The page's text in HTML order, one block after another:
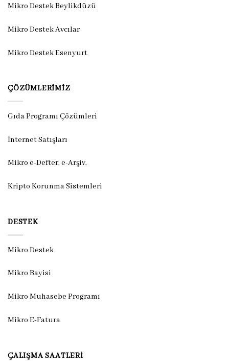
Mikro Destek Beylikdüzü
Mikro Destek Avcılar
Mikro Destek Esenyurt
ÇÖZÜMLERIMIZ
Gıda Programı Çözümleri
İnternet Satışları
Mikro e-Defter, e-Arşiv,
Kripto Korunma Sistemleri
DESTEK
Mikro Destek
Mikro Bayisi
Mikro Muhasebe Programı
Mikro E-Fatura
ÇALIŞMA SAATLERI